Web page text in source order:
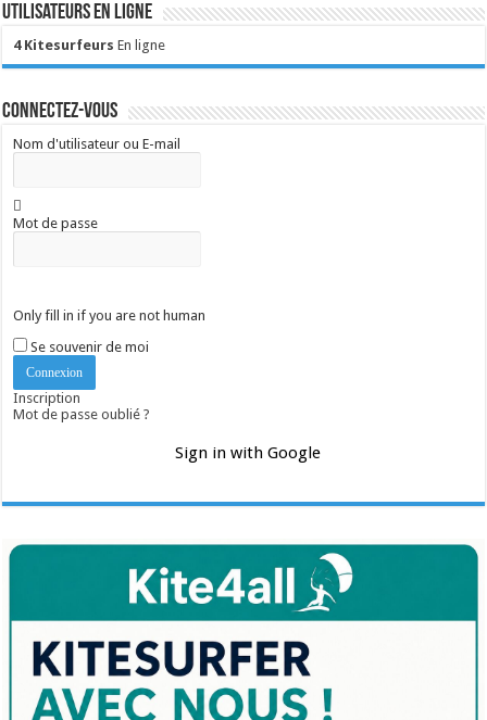
Utilisateurs en ligne
4 Kitesurfeurs En ligne
Connectez-vous
Nom d'utilisateur ou E-mail
Mot de passe
Only fill in if you are not human
Se souvenir de moi
Inscription
Mot de passe oublié ?
Sign in with Google